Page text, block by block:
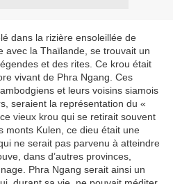
dans la rizière ensoleillée de
avec la Thaïlande, se trouvait un
et des rites. Ce krou était
vivant de Phra Ngang. Ces
et leurs voisins siamois
seraient la représentation du «
vieux krou qui se retirait souvent
monts Kulen, ce dieu était une
ne serait pas parvenu à atteindre
dans d’autres provinces,
Phra Ngang serait ainsi un